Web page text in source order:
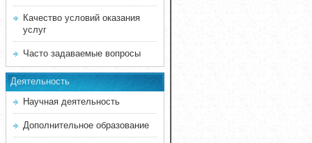
Качество условий оказания
услуг
Часто задаваемые вопросы
Деятельность
Научная деятельность
Дополнительное образование